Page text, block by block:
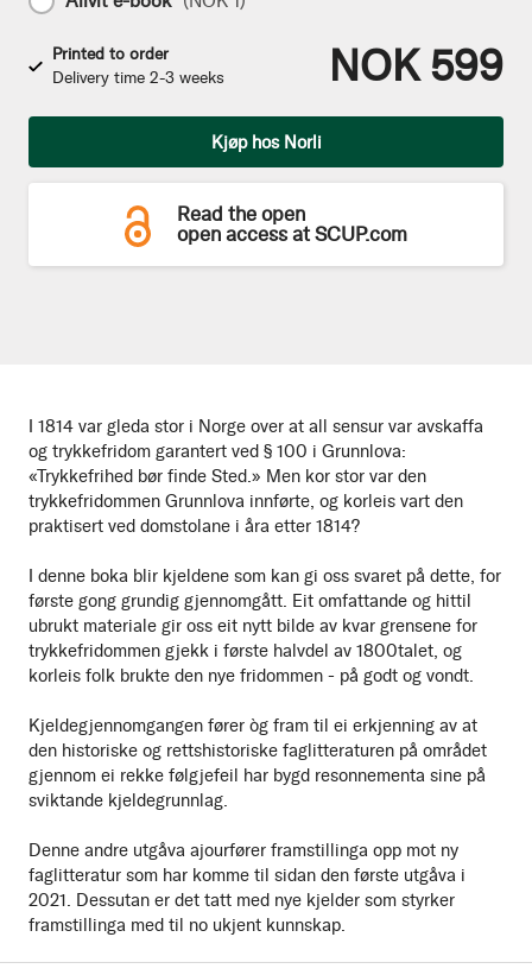
I 1814 var gleda stor i Norge over at all sensur var avskaffa
og trykkefridom garantert ved § 100 i Grunnlova:
«Trykkefrihed bør finde Sted.» Men kor stor var den
trykkefridommen Grunnlova innførte, og korleis vart den
praktisert ved domstolane i åra etter 1814?
I denne boka blir kjeldene som kan gi oss svaret på dette, for
første gong grundig gjennomgått. Eit omfattande og hittil
ubrukt materiale gir oss eit nytt bilde av kvar grensene for
trykkefridommen gjekk i første halvdel av 1800talet, og
korleis folk brukte den nye fridommen - på godt og vondt.
Kjeldegjennomgangen fører òg fram til ei erkjenning av at
den historiske og rettshistoriske faglitteraturen på området
gjennom ei rekke følgjefeil har bygd resonnementa sine på
sviktande kjeldegrunnlag.
Denne andre utgåva ajourfører framstillinga opp mot ny
faglitteratur som har komme til sidan den første utgåva i
2021. Dessutan er det tatt med nye kjelder som styrker
framstillinga med til no ukjent kunnskap.
Printed to order
Delivery time 2-3 weeks
NOK 599
Kjøp hos Norli
Read the open
open access at SCUP.com